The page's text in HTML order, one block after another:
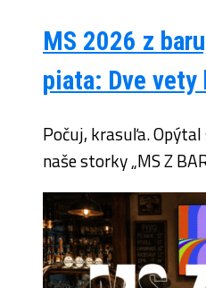
MS 2026 z
piata: Dve vety
Počuj, krasuľa.
naše storky „MS Z